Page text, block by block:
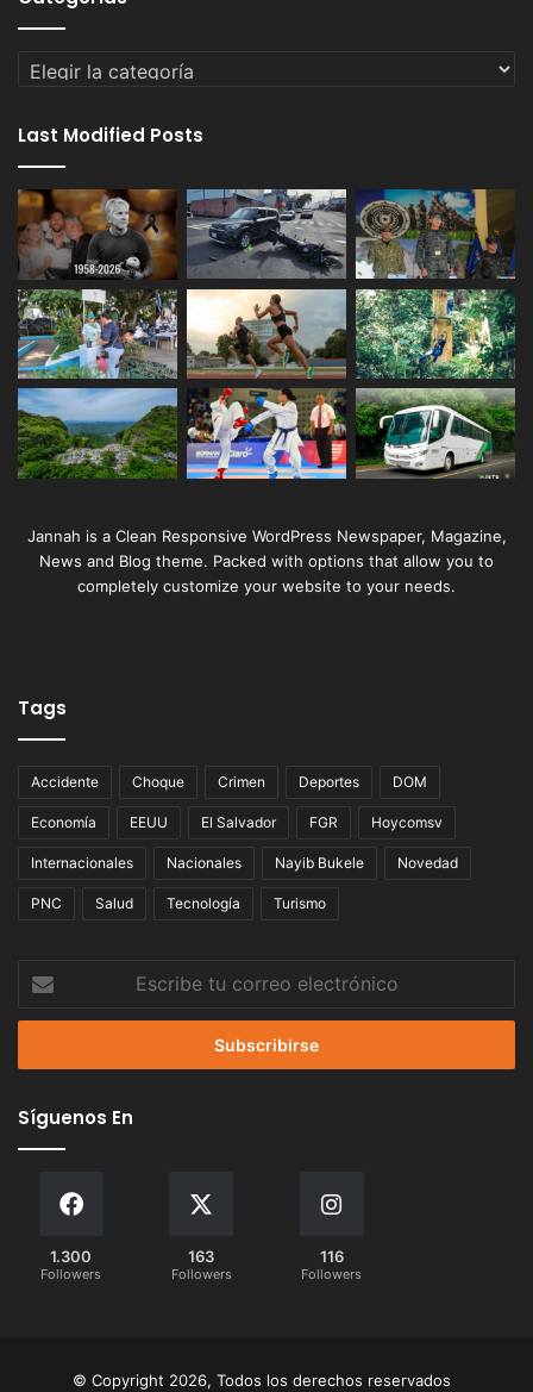
Categorías
Last Modified Posts
Jannah is a Clean Responsive WordPress Newspaper, Magazine,
News and Blog theme. Packed with options that allow you to
completely customize your website to your needs.
Tags
Accidente Choque Crimen Deportes DOM
Economía EEUU El Salvador FGR Hoycomsv
Internacionales Nacionales Nayib Bukele Novedad
PNC Salud Tecnología Turismo
correo
Síguenos En
1.300
Followers
163
Followers
116
Followers
© Copyright 2026, Todos los derechos reservados